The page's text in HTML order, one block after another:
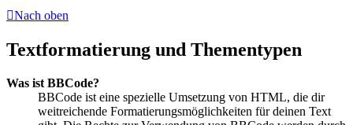
Nach oben
Textformatierung und Thementypen
Was ist BBCode?
BBCode ist eine spezielle Umsetzung von HTML, die dir
weitreichende Formatierungsmöglichkeiten für deinen Text